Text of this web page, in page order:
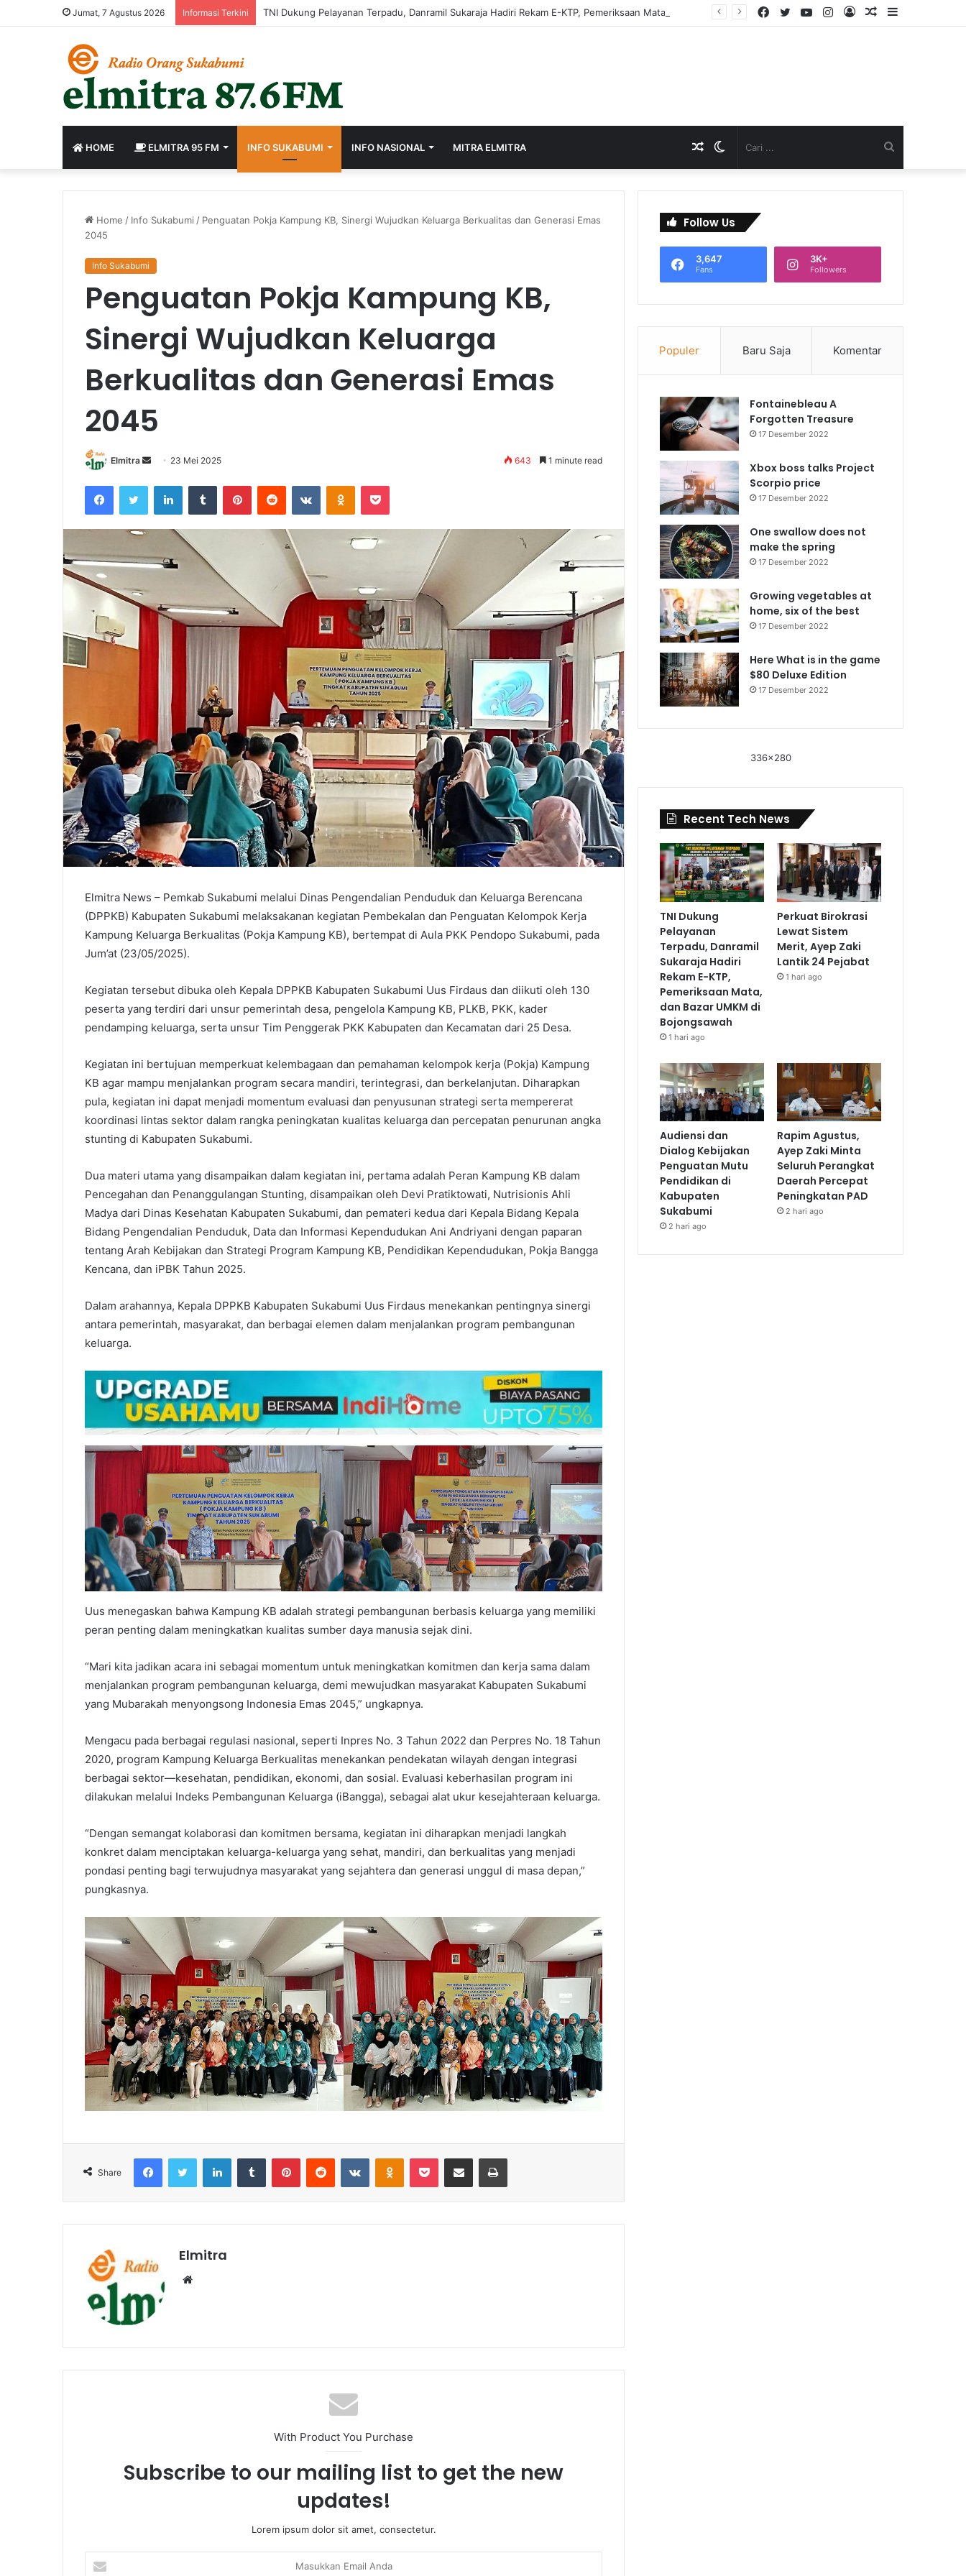
Jumat, 7 Agustus 2026 Informasi Terkini Sidebar
Artikel
Log
Instagram
YouTube
Twitter
Facebook
HOME ELMITRA 95 FM INFO SUKABUMI INFO NASIONAL MITRA ELMITRA
...
Switch
skin
Artikel
Acak
Home / Info Sukabumi / Penguatan Pokja Kampung KB, Sinergi Wujudkan Keluarga Berkualitas dan Generasi Emas
2045
Info Sukabumi
Penguatan Pokja Kampung KB,
Sinergi Wujudkan Keluarga
Berkualitas dan Generasi Emas
2045
Elmitra
Send
email
23 Mei 2025 643 1 minute read
FacebookTwitter LinkedInTumblr PinterestReddit VKontakteOdnoklassniki
Pocket
Elmitra News – Pemkab Sukabumi melalui Dinas Pengendalian Penduduk dan Keluarga Berencana
(DPPKB) Kabupaten Sukabumi melaksakanan kegiatan Pembekalan dan Penguatan Kelompok Kerja
Kampung Keluarga Berkualitas (Pokja Kampung KB), bertempat di Aula PKK Pendopo Sukabumi, pada
Jum’at (23/05/2025).
Kegiatan tersebut dibuka oleh Kepala DPPKB Kabupaten Sukabumi Uus Firdaus dan diikuti oleh 130
peserta yang terdiri dari unsur pemerintah desa, pengelola Kampung KB, PLKB, PKK, kader
pendamping keluarga, serta unsur Tim Penggerak PKK Kabupaten dan Kecamatan dari 25 Desa.
Kegiatan ini bertujuan memperkuat kelembagaan dan pemahaman kelompok kerja (Pokja) Kampung
KB agar mampu menjalankan program secara mandiri, terintegrasi, dan berkelanjutan. Diharapkan
pula, kegiatan ini dapat menjadi momentum evaluasi dan penyusunan strategi serta mempererat
koordinasi lintas sektor dalam rangka peningkatan kualitas keluarga dan percepatan penurunan angka
stunting di Kabupaten Sukabumi.
Dua materi utama yang disampaikan dalam kegiatan ini, pertama adalah Peran Kampung KB dalam
Pencegahan dan Penanggulangan Stunting, disampaikan oleh Devi Pratiktowati, Nutrisionis Ahli
Madya dari Dinas Kesehatan Kabupaten Sukabumi, dan pemateri kedua dari Kepala Bidang Kepala
Bidang Pengendalian Penduduk, Data dan Informasi Kependudukan Ani Andriyani dengan paparan
tentang Arah Kebijakan dan Strategi Program Kampung KB, Pendidikan Kependudukan, Pokja Bangga
Kencana, dan iPBK Tahun 2025.
Dalam arahannya, Kepala DPPKB Kabupaten Sukabumi Uus Firdaus menekankan pentingnya sinergi
antara pemerintah, masyarakat, dan berbagai elemen dalam menjalankan program pembangunan
keluarga.
Uus menegaskan bahwa Kampung KB adalah strategi pembangunan berbasis keluarga yang memiliki
peran penting dalam meningkatkan kualitas sumber daya manusia sejak dini.
“Mari kita jadikan acara ini sebagai momentum untuk meningkatkan komitmen dan kerja sama dalam
menjalankan program pembangunan keluarga, demi mewujudkan masyarakat Kabupaten Sukabumi
yang Mubarakah menyongsong Indonesia Emas 2045,” ungkapnya.
Mengacu pada berbagai regulasi nasional, seperti Inpres No. 3 Tahun 2022 dan Perpres No. 18 Tahun
2020, program Kampung Keluarga Berkualitas menekankan pendekatan wilayah dengan integrasi
berbagai sektor—kesehatan, pendidikan, ekonomi, dan sosial. Evaluasi keberhasilan program ini
dilakukan melalui Indeks Pembangunan Keluarga (iBangga), sebagai alat ukur kesejahteraan keluarga.
“Dengan semangat kolaborasi dan komitmen bersama, kegiatan ini diharapkan menjadi langkah
konkret dalam menciptakan keluarga-keluarga yang sehat, mandiri, dan berkualitas yang menjadi
pondasi penting bagi terwujudnya masyarakat yang sejahtera dan generasi unggul di masa depan,”
pungkasnya.
Share
FacebookTwitter LinkedInTumblr PinterestReddit VKontakteOdnoklassniki
Pocket Share via Email Print
Elmitra
Website
With Product You Purchase
Subscribe to our mailing list to get the new
updates!
Lorem ipsum dolor sit amet, consectetur.
Email
Follow Us
3,647
Fans
3K+
Followers
Populer Baru Saja Komentar
Fontainebleau A
Forgotten Treasure
17 Desember 2022
Xbox boss talks Project
Scorpio price
17 Desember 2022
One swallow does not
make the spring
17 Desember 2022
Growing vegetables at
home, six of the best
17 Desember 2022
Here What is in the game
$80 Deluxe Edition
17 Desember 2022
336x280
Recent Tech News
TNI Dukung
Pelayanan
Terpadu, Danramil
Sukaraja Hadiri
Rekam E-KTP,
Pemeriksaan Mata,
dan Bazar UMKM di
Bojongsawah
1 hari ago
Perkuat Birokrasi
Lewat Sistem
Merit, Ayep Zaki
Lantik 24 Pejabat
1 hari ago
Audiensi dan
Dialog Kebijakan
Penguatan Mutu
Pendidikan di
Kabupaten
Sukabumi
2 hari ago
Rapim Agustus,
Ayep Zaki Minta
Seluruh Perangkat
Daerah Percepat
Peningkatan PAD
2 hari ago